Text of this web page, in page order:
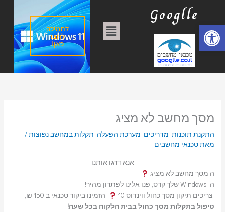
פתח סרגל נגישות
Googlle
תפריט לתמיכה
לחצו
כאן!
מסך מחשב לא מציג
התקנת תוכנות, מדריכים, מערכת הפעלה, תקלות במחשב נפוצות/
מאתטכנאי מחשבים
אנא דרגו אותנו
ה מסך מחשב לא מציג
ה Windows שלך קרס, פנו אלינו לפתרון מהיר!
צריכים תיקון מסך כחול ווינדוס 10
הזמינו ביקור טכנאי ב 150 ₪,
טיפול בתקלות מסך כחול בבית הלקוח בכל שעה!
ג
ו
י